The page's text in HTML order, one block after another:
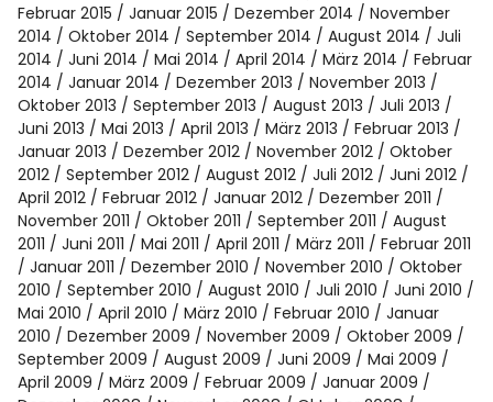
Februar 2015
Januar 2015 Dezember 2014
November
2014
Oktober 2014 September 2014 August 2014
Juli
2014
Juni 2014 Mai 2014 April 2014 März 2014
Februar
2014
Januar 2014 Dezember 2013
November 2013
Oktober 2013
September 2013 August 2013
Juli 2013
Juni 2013
Mai 2013 April 2013 März 2013
Februar 2013
Januar 2013
Dezember 2012 November 2012
Oktober
2012
September 2012 August 2012 Juli 2012
Juni 2012
April 2012
Februar 2012 Januar 2012
Dezember 2011
November 2011
Oktober 2011 September 2011
August
2011
Juni 2011 Mai 2011 April 2011 März 2011
Februar 2011
Januar 2011
Dezember 2010 November 2010
Oktober
2010
September 2010 August 2010 Juli 2010
Juni 2010
Mai 2010
April 2010 März 2010 Februar 2010
Januar
2010
Dezember 2009 November 2009
Oktober 2009
September 2009
August 2009 Juni 2009
Mai 2009
April 2009
März 2009 Februar 2009
Januar 2009